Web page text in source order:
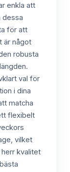
enkla att
dessa
för att
är något
robusta
val för
i dina
matcha
flexibelt
vilket
kvalitet